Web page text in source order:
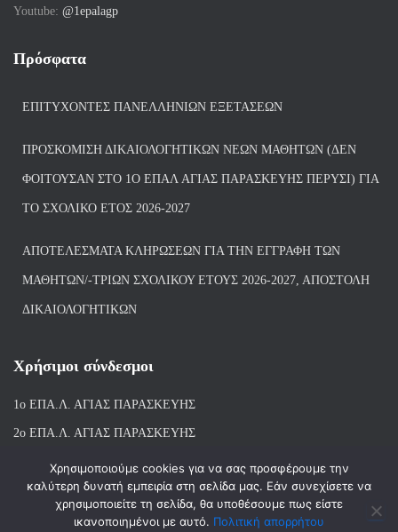
Youtube: @1epalagp
Πρόσφατα
ΕΠΙΤΥΧΌΝΤΕΣ ΠΑΝΕΛΛΗΝΊΩΝ ΕΞΕΤΆΣΕΩΝ
ΠΡΟΣΚΌΜΙΣΗ ΔΙΚΑΙΟΛΟΓΗΤΙΚΏΝ ΝΈΩΝ ΜΑΘΗΤΏΝ (ΔΕΝ
ΦΟΙΤΟΎΣΑΝ ΣΤΟ 1Ο ΕΠΑΛ ΑΓΙΑΣ ΠΑΡΑΣΚΕΥΗΣ ΠΈΡΥΣΙ) ΓΙΑ
ΤΟ ΣΧΟΛΙΚΌ ΈΤΟΣ 2026-2027
ΑΠΟΤΕΛΈΣΜΑΤΑ ΚΛΗΡΏΣΕΩΝ ΓΙΑ ΤΗΝ ΕΓΓΡΑΦΉ ΤΩΝ
ΜΑΘΗΤΏΝ/-ΤΡΙΏΝ ΣΧΟΛΙΚΟΎ ΈΤΟΥΣ 2026-2027, ΑΠΟΣΤΟΛΉ
ΔΙΚΑΙΟΛΟΓΗΤΙΚΏΝ
Χρήσιμοι σύνδεσμοι
1ο ΕΠΑ.Λ. ΑΓΙΑΣ ΠΑΡΑΣΚΕΥΗΣ
2ο ΕΠΑ.Λ. ΑΓΙΑΣ ΠΑΡΑΣΚΕΥΗΣ
1ο Ε.Κ. ΑΓΙΑΣ ΠΑΡΑΣΚΕΥΗΣ
ΒΙΒΛΙΟΘΗΚΗ 1ου & 2ου ΕΠΑΛ ΑΓΙΑΣ ΠΑΡΑΣΚΕΥΗΣ
Χρησιμοποιούμε cookies για να σας προσφέρουμε την
καλύτερη δυνατή εμπειρία στη σελίδα μας. Εάν συνεχίσετε να
χρησιμοποιείτε τη σελίδα, θα υποθέσουμε πως είστε
ικανοποιημένοι με αυτό. Πολιτική απορρήτου